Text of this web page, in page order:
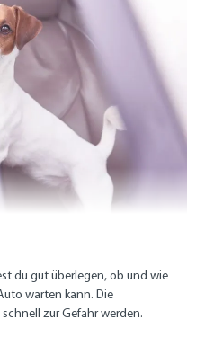
du gut überlegen, ob und wie
warten kann. Die
zur Gefahr werden.